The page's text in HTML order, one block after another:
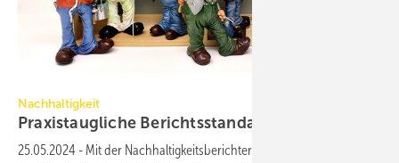
Nachhaltigkeit
Praxistaugliche Berichtsstandards
25.05.2024 - Mit der Nachhaltigkeitsberichterstattungrichtlinie (CSRD)